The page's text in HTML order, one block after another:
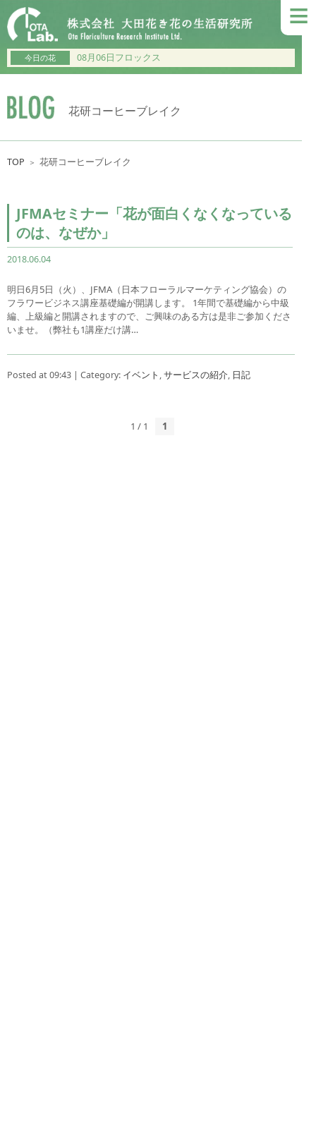
≡
今日の花 08月06日フロックス
花研コーヒーブレイク
TOP ＞ 花研コーヒーブレイク
JFMAセミナー「花が面白くなくなっている
のは、なぜか」
2018.06.04
明日6月5日（火）、JFMA（日本フローラルマーケティング協会）の
フラワービジネス講座基礎編が開講します。 1年間で基礎編から中級
編、上級編と開講されますので、ご興味のある方は是非ご参加くださ
いませ。（弊社も1講座だけ講…
Posted at 09:43 | Category: イベント ,サービスの紹介, 日記
1 / 1 1